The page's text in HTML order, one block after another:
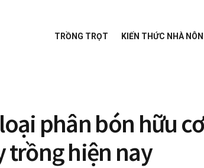
TRỒNG TRỌT KIẾN THỨC NHÀ
phân bón hữu
trồng hiện nay